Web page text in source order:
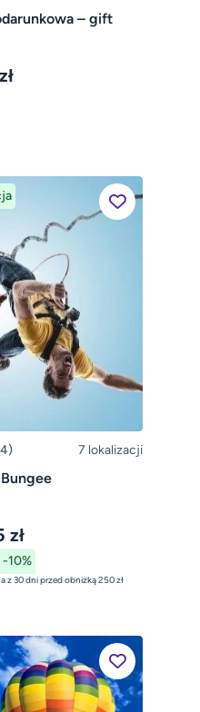
– gift
7 lokalizacji
zł
-10%
najniższa cena z 30 dni przed obniżką 250 zł